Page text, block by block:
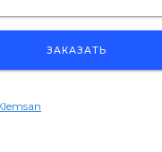
ЗАКАЗАТЬ